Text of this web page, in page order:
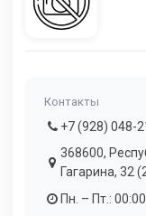
Контакты
+7 (928) 048-
368600,
Гагарина, 32
Пн. – Пт.: